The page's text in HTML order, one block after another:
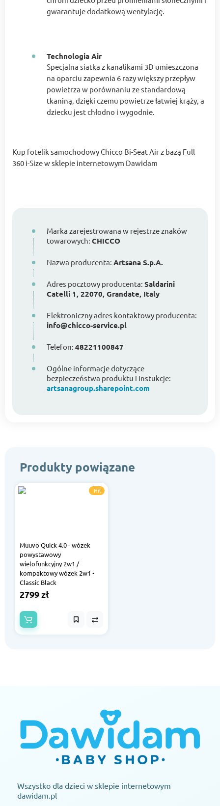
gwarantuje dodatkową wentylację.
Technologia Air
Specjalna siatka z kanalikami 3D umieszczona
na oparciu zapewnia 6 razy większy przepływ
powietrza w porównaniu ze standardową
tkaniną, dzięki czemu powietrze łatwiej krąży, a
dziecku jest chłodno i wygodnie.
Kup fotelik samochodowy Chicco Bi-Seat Air z bazą Full
360 i-Size w sklepie internetowym Dawidam
Marka zarejestrowana w rejestrze znaków
towarowych: CHICCO
Nazwa producenta: Artsana S.p.A.
Adres pocztowy producenta: Saldarini
Catelli 1, 22070, Grandate, Italy
Elektroniczny adres kontaktowy producenta:
info@chicco-service.pl
Telefon: 48221100847
Ogólne informacje dotyczące
bezpieczeństwa produktu i instukcje:
artsanagroup.sharepoint.com
Produkty powiązane
Hit
Muuvo Quick 4.0 - wózek
powystawowy
wielofunkcyjny 2w1 /
kompaktowy wózek 2w1 •
Classic Black
2799 zł
Wszystko dla dzieci w sklepie internetowym
dawidam.pl